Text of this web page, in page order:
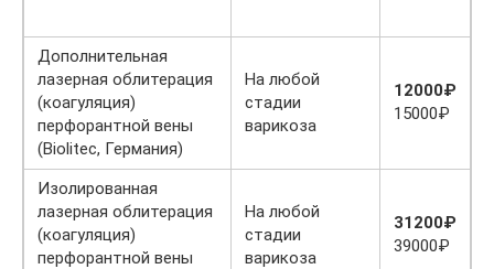
Дополнительная
лазерная облитерация
(коагуляция)
перфорантной вены
(Biolitec, Германия)
На любой
стадии
варикоза
12000₽
15000₽
Изолированная
лазерная облитерация
(коагуляция)
перфорантной вены
На любой
стадии
варикоза
31200₽
39000₽